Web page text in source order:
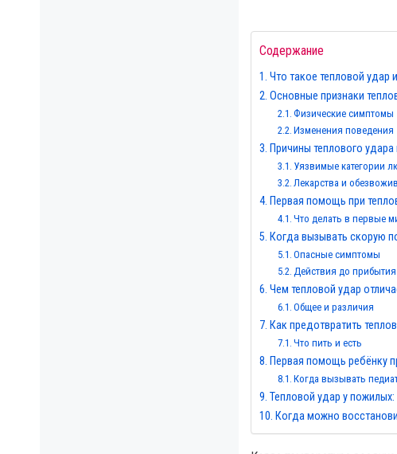
Содержание
Что такое тепловой удар
Основные признаки
Физические симптомы
Изменения поведения
Причины теплового
Уязвимые категории
Лекарства и
Первая помощь при
Что делать в первые
Когда вызывать скорую
Опасные симптомы
Действия до прибытия
Чем тепловой удар
Общее и различия
Как предотвратить
Что пить и есть
Первая помощь ребёнку
Когда вызывать
Тепловой удар у
Когда можно